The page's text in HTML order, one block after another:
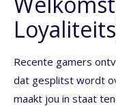
Recente gamers
dat gesplitst wordt
maakt jou in staat